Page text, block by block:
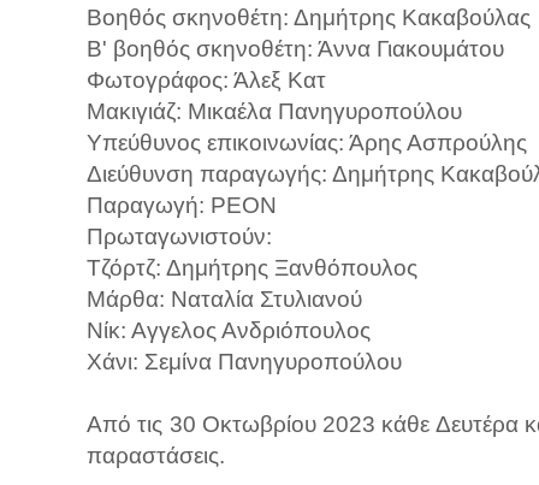
Βοηθός σκηνοθέτη: Δημήτρης Κακαβούλας
Β' βοηθός σκηνοθέτη: Άννα Γιακουμάτου
Φωτογράφος: Άλεξ Κατ
Μακιγιάζ: Μικαέλα Πανηγυροπούλου
Υπεύθυνος επικοινωνίας: Άρης Ασπρούλης
Διεύθυνση παραγωγής: Δημήτρης
Παραγωγή: ΡΕΟΝ
Πρωταγωνιστούν:
Τζόρτζ: Δημήτρης Ξανθόπουλος
Μάρθα: Ναταλία Στυλιανού
Νίκ: Αγγελος Ανδριόπουλος
Χάνι: Σεμίνα Πανηγυροπούλου
Από τις 30 Οκτωβρίου 2023 κάθε Δευτέρα
παραστάσεις.